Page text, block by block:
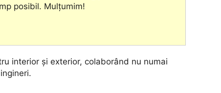
posibil. Mulțumim!
interior și exterior, colaborând nu numai